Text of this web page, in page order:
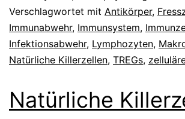
Verschlagwortet mit Antikörper,
Immunabwehr, Immunsystem,
Infektionsabwehr, Lymphozyten,
Natürliche Killerzellen, TREGs,
Natürliche